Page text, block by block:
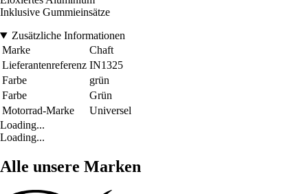
Inklusive Gummieinsätze
Zusätzliche Informationen
Marke
Chaft
Lieferantenreferenz IN1325
Farbe
grün
Farbe
Grün
Motorrad-Marke
Universel
Loading...
Loading...
Alle unsere Marken